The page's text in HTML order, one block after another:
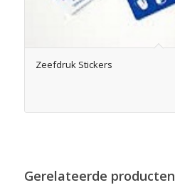
Zeefdruk Stickers
Gerelateerde producten